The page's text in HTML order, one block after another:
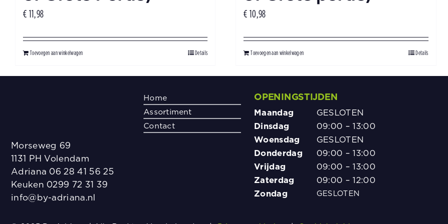
€11,98
Toevoegen aan winkelwagen Details
€10,98
Toevoegen aan winkelwagen Details
Morseweg 69
1131 PH Volendam
Adriana 06 28 41 56 25
Keuken 0299 72 31 39
info@by-adriana.nl
Home
Assortiment
Contact
OPENINGSTIJDEN
Maandag
GESLOTEN
Dinsdag
09:00 – 13:00
Woensdag
GESLOTEN
Donderdag
09:00 – 13:00
Vrijdag
09:00 – 13:00
Zaterdag
09:00 – 12:00
Zondag
GESLOTEN